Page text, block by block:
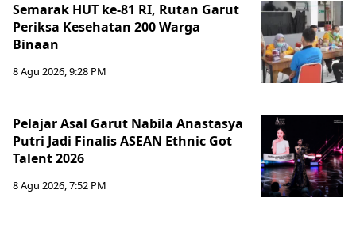
Semarak HUT ke-81 RI, Rutan Garut
Periksa Kesehatan 200 Warga
Binaan
8 Agu 2026, 9:28 PM
Pelajar Asal Garut Nabila Anastasya
Putri Jadi Finalis ASEAN Ethnic Got
Talent 2026
8 Agu 2026, 7:52 PM